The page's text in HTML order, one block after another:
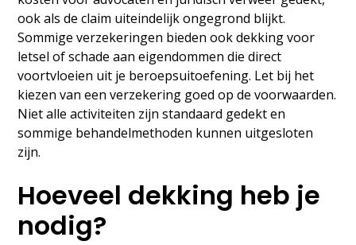
ook als de claim uiteindelijk ongegrond blijkt.
Sommige verzekeringen bieden ook dekking voor
letsel of schade aan eigendommen die direct
voortvloeien uit je beroepsuitoefening. Let bij het
kiezen van een verzekering goed op de voorwaarden.
Niet alle activiteiten zijn standaard gedekt en
sommige behandelmethoden kunnen uitgesloten
zijn.
Hoeveel dekking heb je
nodig?